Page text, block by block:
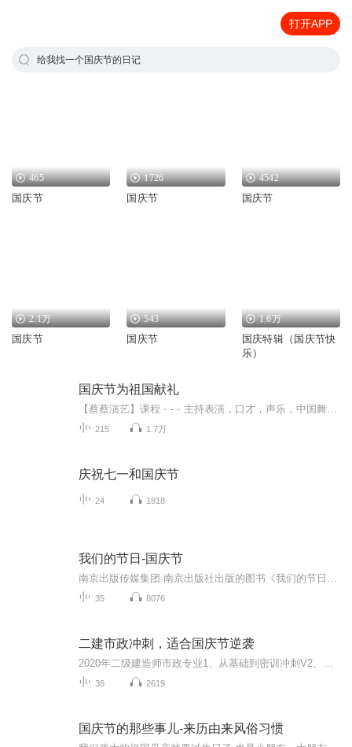
打开APP
给我找一个国庆节的日记
465
国庆节
1726
国庆节
4542
国庆节
2.1万
国庆节
543
国庆节
1.6万
国庆特辑（国庆节快
乐）
国庆节为祖国献礼
215 1.7万
庆祝七一和国庆节
24 1818
我们的节日-国庆节
35 8076
二建市政冲刺，适合国庆节逆袭
36 2619
国庆节的那些事儿-来历由来风俗习惯